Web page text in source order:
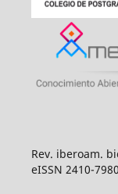
Rev. iberoam.
eISSN 2410-7980